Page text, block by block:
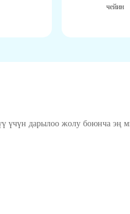
чейин
үчүн дарылоо жолу боюнча